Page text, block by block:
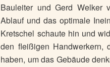
Bauleiter und Gerd Welker
Ablauf und das optimale
Kretschel schaute hin und
den fleißigen Handwerkern,
haben, um das Gebäude